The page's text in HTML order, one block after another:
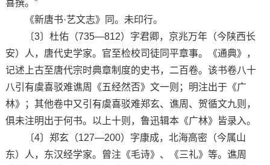
喜撰。”
《新唐书·艺文志》同。未印行。
〔3〕杜佑（735—812）字君卿，京兆万年（今陕西长
安）人，唐代史学家。官至检校司徒同平章事。《通典》，
记述上古至唐代宗时典章制度的史书，二百卷。该书卷八十
八引有虞喜驳难谯周《五经然否》文一则；明注出于《广
林》；其他卷中又引有虞喜驳难郑玄、谯周、贺循文九则，
俱未注明出于何书。以上十则，鲁迅辑本《广林》皆录入。
〔4〕郑玄（127—200）字康成，北海高密（今属山
东）人，东汉经学家。曾注《毛诗》、《三礼》等。谯周